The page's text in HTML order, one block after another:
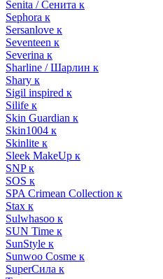
Senita / Сенита к
Sephora к
Sersanlove к
Seventeen к
Severina к
Sharline / Шарлин к
Shary к
Sigil inspired к
Silife к
Skin Guardian к
Skin1004 к
Skinlite к
Sleek MakeUp к
SNP к
SOS к
SPA Crimean Collection к
Stax к
Sulwhasoo к
SUN Time к
SunStyle к
Sunwoo Cosme к
SuperСила к